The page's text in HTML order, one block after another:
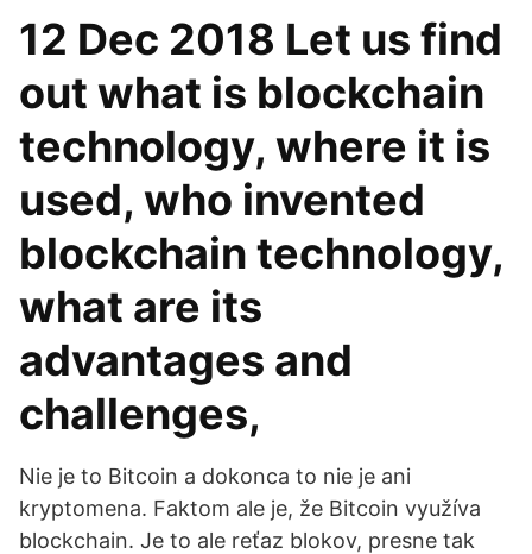
12 Dec 2018 Let us find
out what is blockchain
technology, where it is
used, who invented
blockchain technology,
what are its
advantages and
challenges,
Nie je to Bitcoin a dokonca to nie je ani
kryptomena. Faktom ale je, že Bitcoin využíva
blockchain. Je to ale reťaz blokov, presne tak